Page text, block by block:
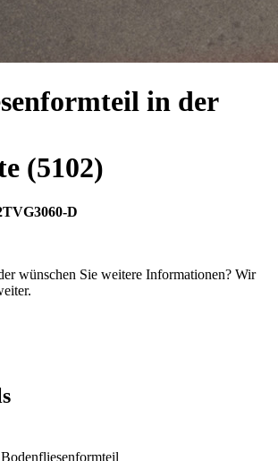
in der
(5102)
D
wünschen Sie weitere Informationen? Wir
Bodenfliesenformteil